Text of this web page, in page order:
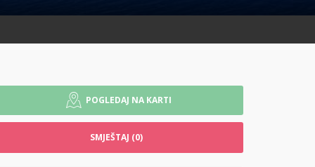
POGLEDAJ NA KARTI
SMJEŠTAJ (0)